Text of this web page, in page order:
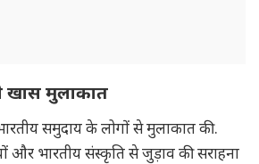
से खास मुलाकात
समुदाय के लोगों से मुलाकात की.
और भारतीय संस्कृति से जुड़ाव की सराहना